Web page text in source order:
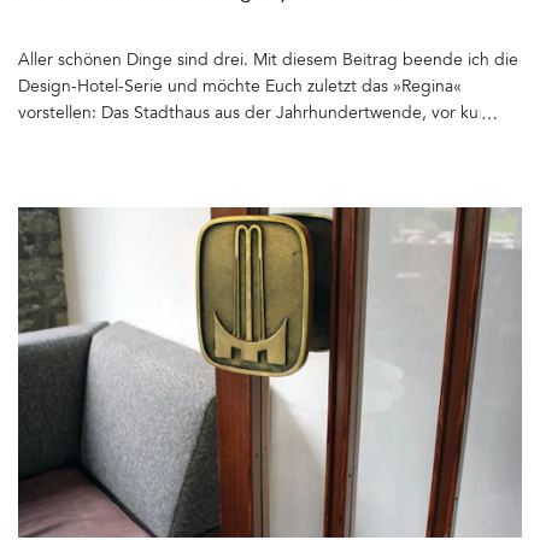
Ausstellung erhaltet Ihr hier&hellip
Aller schönen Dinge sind drei. Mit diesem Beitrag beende ich die
Design-Hotel-Serie und möchte Euch zuletzt das »Regina«
vorstellen: Das Stadthaus aus der Jahrhundertwende, vor kurzem
benachbarten Miramonte beteiligt. Das Regina baute er mit
seinem Geschäftspartner Roger Neumann, der Wiener
Innenarchitektin Nora Witzigmann und seinem Künstlerfreund
Patrick Timm um. Und wie geschmackvoll. Es sind auch hier
wieder die Details, die das Haus so individuell und großartig
machen. Alte Stein- und Holzböden, die nicht ersetzt, sondern
erhalten worden sind. Seht Euch auf den Fotos den Fußboden in
der Lobby an… Die Heizung verschwindet hinter einem
verschnörkelten Gitter in einer Wand aus rotem Marmor. Der
Türgriff der Eingangstür aus Murano-Glas schafft die Verbindung
zu Venedig, die Olaf sehr wichtig ist. Die Bar, so wurde mir
berichtet, sei einer venezianischen Bar nachempfunden. Nur nicht